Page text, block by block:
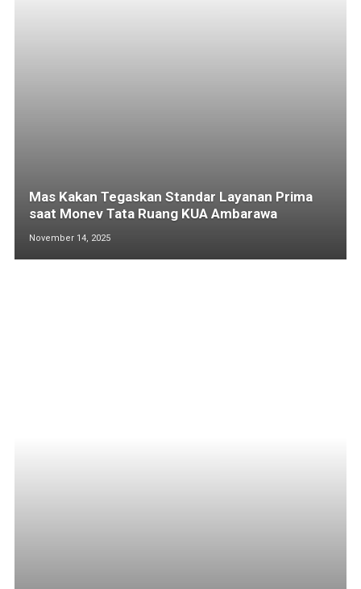
Mas Kakan Tegaskan Standar Layanan Prima
saat Monev Tata Ruang KUA Ambarawa
November 14, 2025